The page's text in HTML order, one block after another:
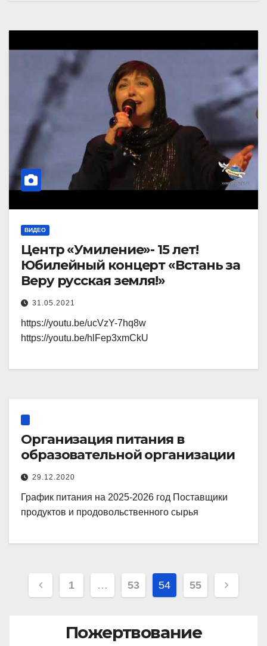
ВИДЕО
Центр «Умиление»- 15 лет!
Юбилейный концерт «Встань за
Веру русская земля!»
31.05.2021
https://youtu.be/ucVzY-7hq8w
https://youtu.be/hlFep3xmCkU
Организация питания в
образовательной организации
29.12.2020
График питания на 2025-2026 год Поставщики
продуктов и продовольственного сырья
Навигация
записям
1 … 53 54 55
Пожертвование